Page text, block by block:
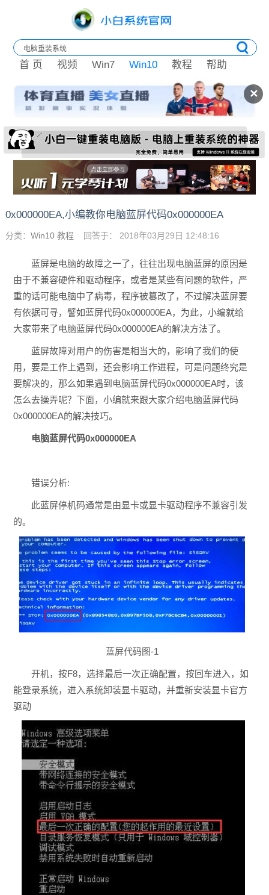
✕
首 页 视频 Win7 Win10 教程 帮助
0x000000EA,小编教你电脑蓝屏代码0x000000EA
分类： Win10 教程 回答于： 2018年03月29日 12:48:16
蓝屏是电脑的故障之一了，往往出现电脑蓝屏的原因是
由于不兼容硬件和驱动程序，或者是某些有问题的软件，严
重的话可能电脑中了病毒，程序被篡改了，不过解决蓝屏要
有依据可寻，譬如蓝屏代码0x000000EA，为此，小编就给
大家带来了电脑蓝屏代码0x000000EA的解决方法了。
蓝屏故障对用户的伤害是相当大的，影响了我们的使
用，要是工作上遇到，还会影响工作进程，可是问题终究是
要解决的，那么如果遇到电脑蓝屏代码0x000000EA时，该
怎么去操弄呢？下面，小编就来跟大家介绍电脑蓝屏代码
0x000000EA的解决技巧。
电脑蓝屏代码0x000000EA
错误分析:
此蓝屏停机码通常是由显卡或显卡驱动程序不兼容引发
的。
蓝屏代码图-1
开机，按F8，选择最后一次正确配置，按回车进入，如
能登录系统，进入系统卸装显卡驱动，并重新安装显卡官方
驱动